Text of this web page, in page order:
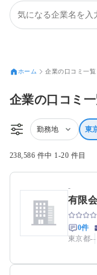
ホーム 企業の口コミ一覧
企業の口コミ
勤務地 東
238,586 件中 1-20 件目
-
有限
0件
東京都--